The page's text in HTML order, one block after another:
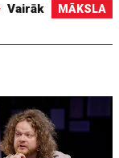
Vairāk MĀKSLA